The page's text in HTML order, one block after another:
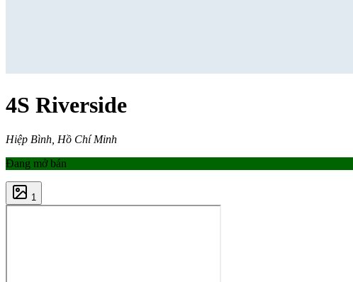
4S Riverside
Hiệp Bình, Hồ Chí Minh
Đang mở bán
1